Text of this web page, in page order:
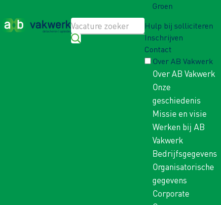
Groen
Hulp bij solliciteren
Inschrijven
Contact
Over AB Vakwerk
Over AB Vakwerk
Onze
geschiedenis
Missie en visie
Werken bij AB
Vakwerk
Bedrijfsgegevens
Organisatorische
gegevens
Corporate